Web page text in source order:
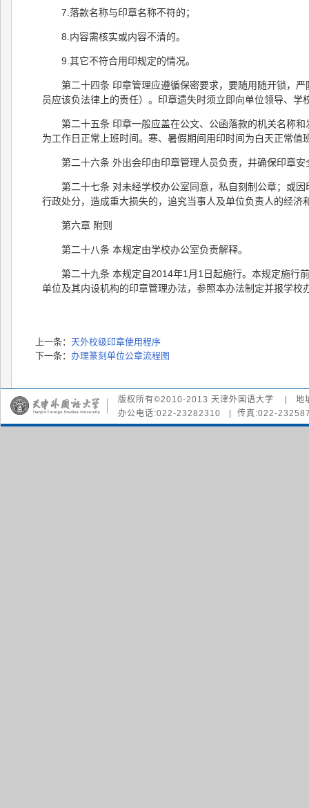
7.落款名称与印章名称不符的；
8.内容需核实或内容不清的。
9.其它不符合用印规定的情况。
第二十四条 印章管理应遵循保密要求，要随用随开锁，
员应该负法律上的责任）。印章遗失时须立即向单位领导、
第二十五条 印章一般应盖在公文、公函落款的机关名称
为工作日正常上班时间。寒、暑假期间用印时间为白天正常
第二十六条 外出会印由印章管理人员负责，并确保印章
第二十七条 对未经学校办公室同意，私自刻制公章；或
行政处分，造成重大损失的，追究当事人及单位负责人的经济
第六章 附则
第二十八条 本规定由学校办公室负责解释。
第二十九条 本规定自2014年1月1日起施行。本规定施行
单位及其内设机构的印章管理办法，参照本办法制定并报学校
上一条： 天外校级印章使用程序
下一条： 办理篆刻单位公章流程图
版权所有©2010-2013 天津外国语大学 | 地
办公电话:022-23282310 | 传真:022-